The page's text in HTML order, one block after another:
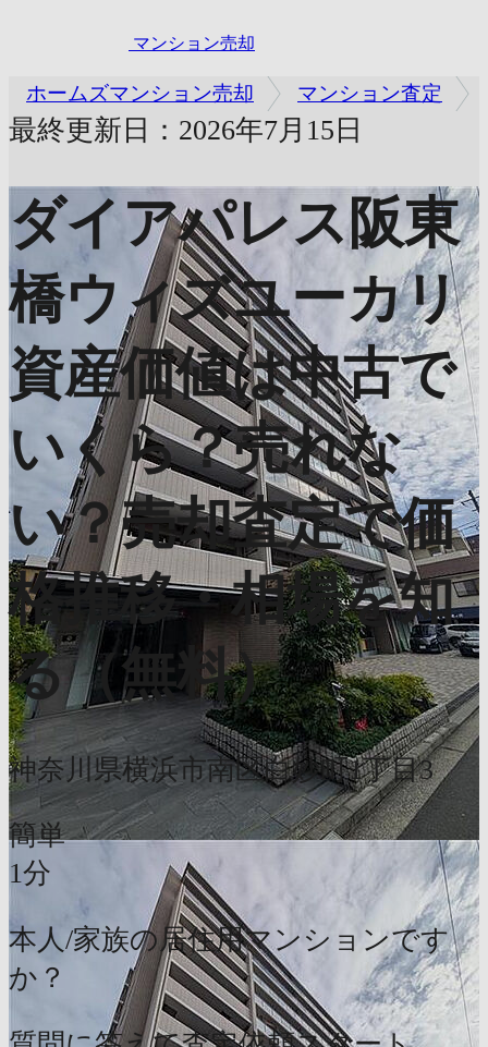
マンション売却
ホームズマンション売却 マンション査定
最終更新日：2026年7月15日
ダイアパレス阪東
橋ウィズユーカリ
資産価値は中古で
いくら？売れな
い？売却査定で価
格推移・相場を知
る（無料）
神奈川県横浜市南区白妙町1丁目3
簡単
1分
本人/家族の居住用マンションです
か？